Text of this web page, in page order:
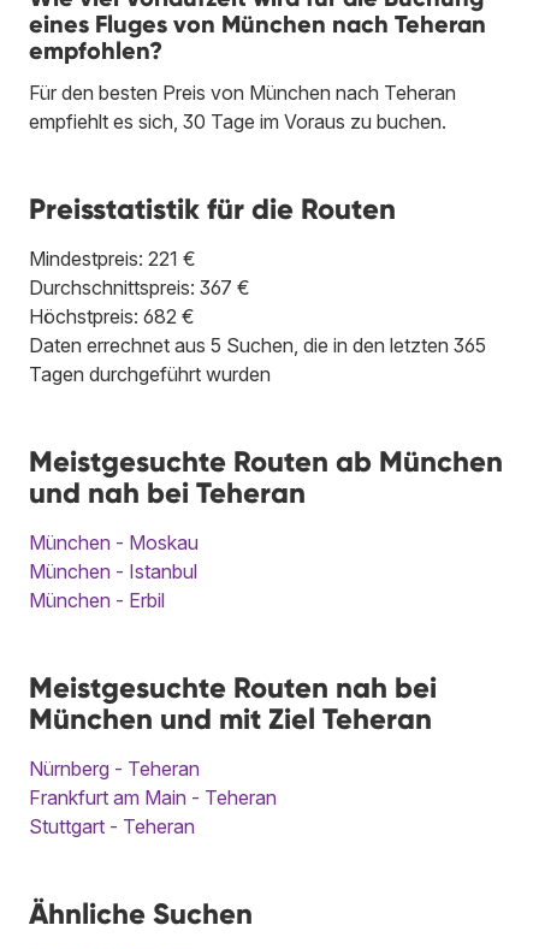
eines Fluges von München nach Teheran
empfohlen?
Für den besten Preis von München nach Teheran
empfiehlt es sich, 30 Tage im Voraus zu buchen.
Preisstatistik für die Routen
Mindestpreis: 221 €
Durchschnittspreis: 367 €
Höchstpreis: 682 €
Daten errechnet aus 5 Suchen, die in den letzten 365
Tagen durchgeführt wurden
Meistgesuchte Routen ab München
und nah bei Teheran
München - Moskau
München - Istanbul
München - Erbil
Meistgesuchte Routen nah bei
München und mit Ziel Teheran
Nürnberg - Teheran
Frankfurt am Main - Teheran
Stuttgart - Teheran
Ähnliche Suchen